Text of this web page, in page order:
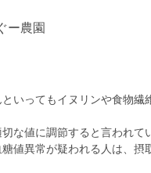
ー農園
いってもイヌリンや食物繊
な値に調節すると言われて
値異常が疑われる人は、摂